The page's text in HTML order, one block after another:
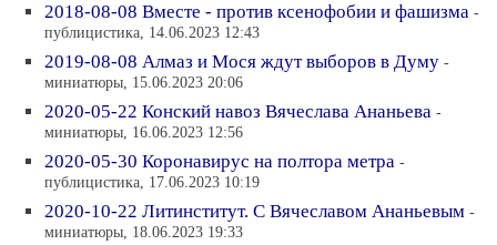
2018-08-08 Вместе - против ксенофобии и фашизма -
публицистика, 14.06.2023 12:43
2019-08-08 Алмаз и Мося ждут выборов в Думу -
миниатюры, 15.06.2023 20:06
2020-05-22 Конский навоз Вячеслава Ананьева -
миниатюры, 16.06.2023 12:56
2020-05-30 Коронавирус на полтора метра -
публицистика, 17.06.2023 10:19
2020-10-22 Литинститут. С Вячеславом Ананьевым -
миниатюры, 18.06.2023 19:33